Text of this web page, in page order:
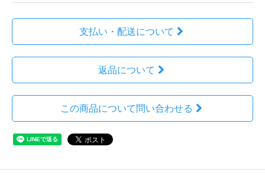
支払い・配送について
返品について
この商品について問い合わせる